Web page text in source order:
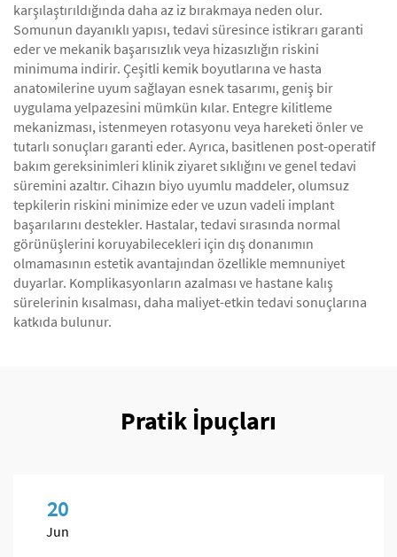
karşılaştırıldığında daha az iz bırakmaya neden olur.
Somunun dayanıklı yapısı, tedavi süresince istikrarı garanti
eder ve mekanik başarısızlık veya hizasızlığın riskini
minimuma indirir. Çeşitli kemik boyutlarına ve hasta
anatомilerine uyum sağlayan esnek tasarımı, geniş bir
uygulama yelpazesini mümkün kılar. Entegre kilitleme
mekanizması, istenmeyen rotasyonu veya hareketi önler ve
tutarlı sonuçları garanti eder. Ayrıca, basitlenen post-operatif
bakım gereksinimleri klinik ziyaret sıklığını ve genel tedavi
süremini azaltır. Cihazın biyo uyumlu maddeler, olumsuz
tepkilerin riskini minimize eder ve uzun vadeli implant
başarılarını destekler. Hastalar, tedavi sırasında normal
görünüşlerini koruyabilecekleri için dış donanımın
olmamasının estetik avantajından özellikle memnuniyet
duyarlar. Komplikasyonların azalması ve hastane kalış
sürelerinin kısalması, daha maliyet-etkin tedavi sonuçlarına
katkıda bulunur.
Pratik İpuçları
20
Jun